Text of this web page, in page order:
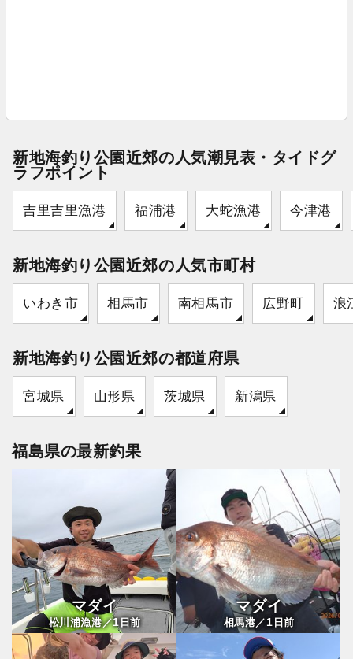
新地海釣り公園近郊の人気潮見表・タイドグ
ラフポイント
吉里吉里漁港 福浦港 大蛇漁港 今津港
新地海釣り公園近郊の人気市町村
いわき市 相馬市 南相馬市 広野町 浪
新地海釣り公園近郊の都道府県
宮城県 山形県 茨城県 新潟県
福島県の最新釣果
マダイ
松川浦漁港／1日前
マダイ
相馬港／1 日前